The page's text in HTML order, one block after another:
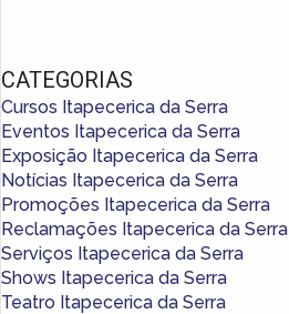
CATEGORIAS
Cursos Itapecerica da Serra
Eventos Itapecerica da Serra
Exposição Itapecerica da Serra
Notícias Itapecerica da Serra
Promoções Itapecerica da Serra
Reclamações Itapecerica da Serra
Serviços Itapecerica da Serra
Shows Itapecerica da Serra
Teatro Itapecerica da Serra